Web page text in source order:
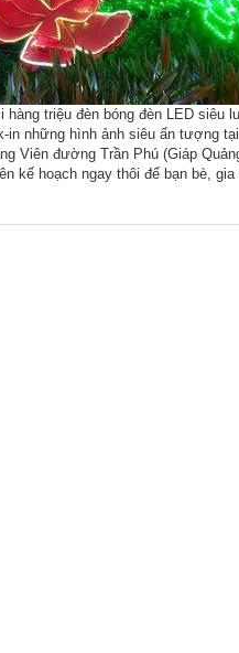
triệu đèn bóng đèn LED siêu
những hình ảnh siêu ấn tượng
Viên đường Trần Phú (Giáp
kế hoạch ngay thôi để bạn bè,